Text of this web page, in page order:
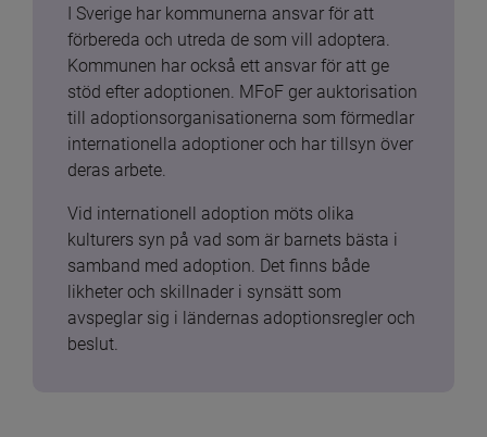
I Sverige har kommunerna ansvar för att
förbereda och utreda de som vill adoptera.
Kommunen har också ett ansvar för att ge
stöd efter adoptionen. MFoF ger auktorisation
till adoptionsorganisationerna som förmedlar
internationella adoptioner och har tillsyn över
deras arbete.
Vid internationell adoption möts olika
kulturers syn på vad som är barnets bästa i
samband med adoption. Det finns både
likheter och skillnader i synsätt som
avspeglar sig i ländernas adoptionsregler och
beslut.